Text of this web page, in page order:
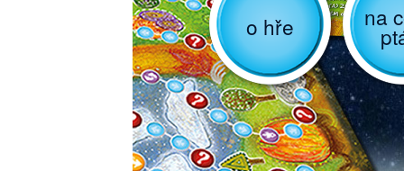
o hře na